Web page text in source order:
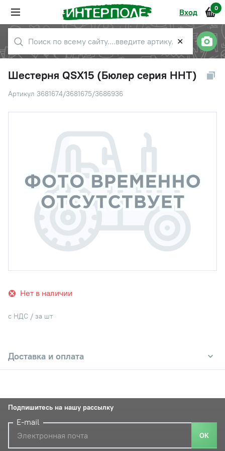
Вход 0
✕
Шестерня QSX15 (Бюлер серия HHT)
Артикул 3681674/3681675/3686936
Нет в наличии
с НДС / за шт
Доставка и оплата
Подпишитесь на нашу рассылку
E-mail
ОК